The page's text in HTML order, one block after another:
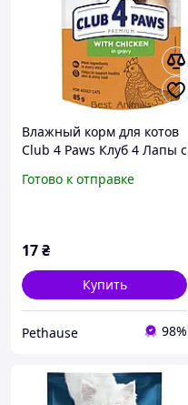
Влажный корм для котов
Club 4 Paws Клуб 4 Лапы с
1 шт (4820083908910)
Готово к отправке
17₴
Купить
Pethause 98%